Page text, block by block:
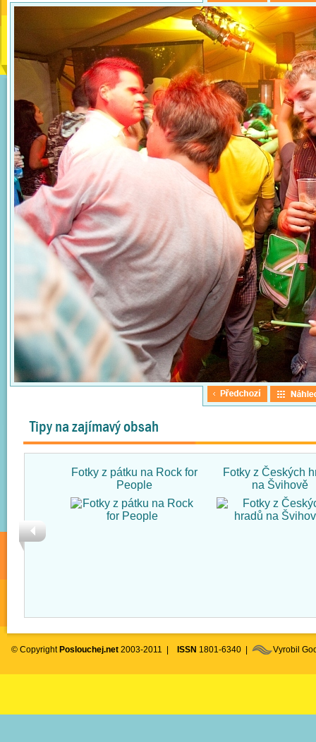
Tipy na zajímavý obsah
Fotky z pátku na Rock for
People
Fotky z Českých
na Švihově
© Copyright Poslouchej.net 2003-2011 | ISSN 1801-6340 | Vyrobil